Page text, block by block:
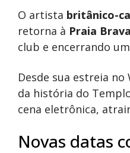
O artista britânico-
retorna à Praia
club e encerrando
Desde sua estreia
da história do
cena eletrônica,
Novas datas